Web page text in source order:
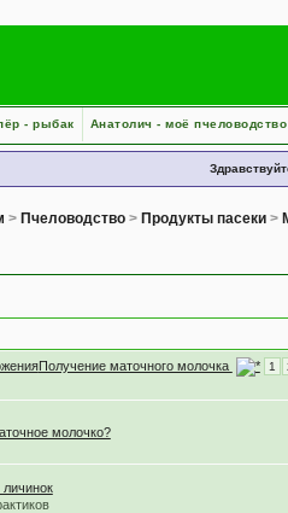
- рыбак Анатолич - моё пчеловодство
> Пчеловодство> Продукты пасеки>
Получение маточного молочка 1
молочко?
личинок